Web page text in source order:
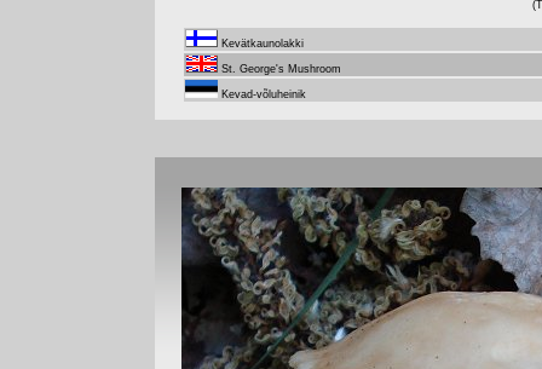
Kevätkaunolakki
St. George's Mushroom
Kevad-võluheinik